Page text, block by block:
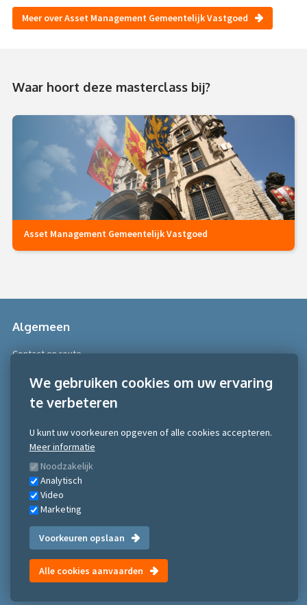
Meer over Asset Management Gemeentelijk Vastgoed
Waar hoort deze masterclass bij?
Asset Management Gemeentelijk Vastgoed
Algemeen
Contact en route
Meer informatie
Algemene voorwaarden
Algemene voorwaarden NRTO consumentenmarkt
Gedragscode NRTO
Privacy Statement
Inschrijven nieuwsbrief
©Scobe Academy 2026
We gebruiken cookies om uw ervaring
te verbeteren
U kunt uw voorkeuren opgeven of alle cookies accepteren.
Meer informatie
Noodzakelijk
Analytisch
Video
Marketing
Voorkeuren opslaan
Alle cookies aanvaarden